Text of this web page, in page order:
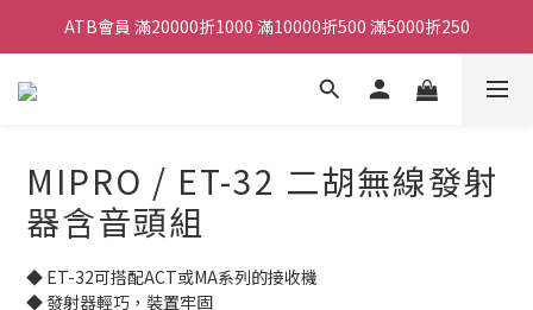
ATB會員 滿20000折1000 滿10000折500 滿5000折250
ATB會員 滿20000折1000 滿10000折500 滿5000折250
全館滿490元免運
ATB會員 滿20000折1000 滿10000折500 滿5000折250
MIPRO / ET-32 二胡無線發射
器含音頭組
◆ ET-32可搭配ACT或MA系列的接收機
◆ 發射器輕巧，裝置牢固